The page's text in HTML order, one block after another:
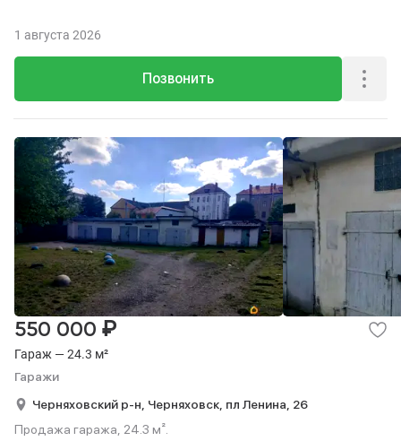
Позвонить
1 августа 2026
Гараж — 24.3 м²
Гаражи
550 000 ₽
Черняховский р-н, Черняховск, пл Ленина, 26
Продажа гаража, 24.3 м².